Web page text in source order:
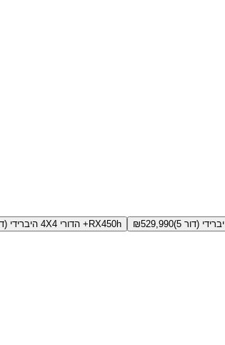
₪529,990 RX450h+ הדורי 4X4 היברידי (דור 5)